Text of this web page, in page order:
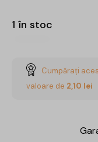
1 în stoc
Cumpărați
valoare de 2,10 lei